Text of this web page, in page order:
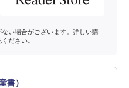
い場合がございます。詳しい購
ださい。
書）